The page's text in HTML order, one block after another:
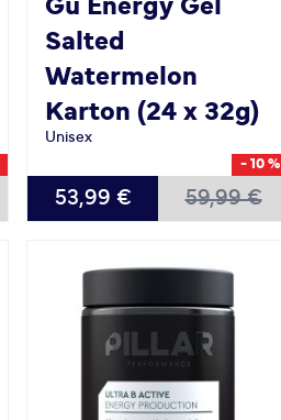
- 10 %
Gu Energy Gel
Salted
Watermelon
Karton (24 x 32g)
Unisex
53,99 € 59,99 €